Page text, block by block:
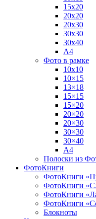
15х20
20х20
20х30
30х30
30х40
А4
Фото в рамке
10х10
10×15
13×18
15×15
15×20
20×20
20×30
30×30
30×40
A4
Полоски из
ФотоКниги
ФотоКниги
ФотоКниги
ФотоКниги
ФотоКниги
Блокноты